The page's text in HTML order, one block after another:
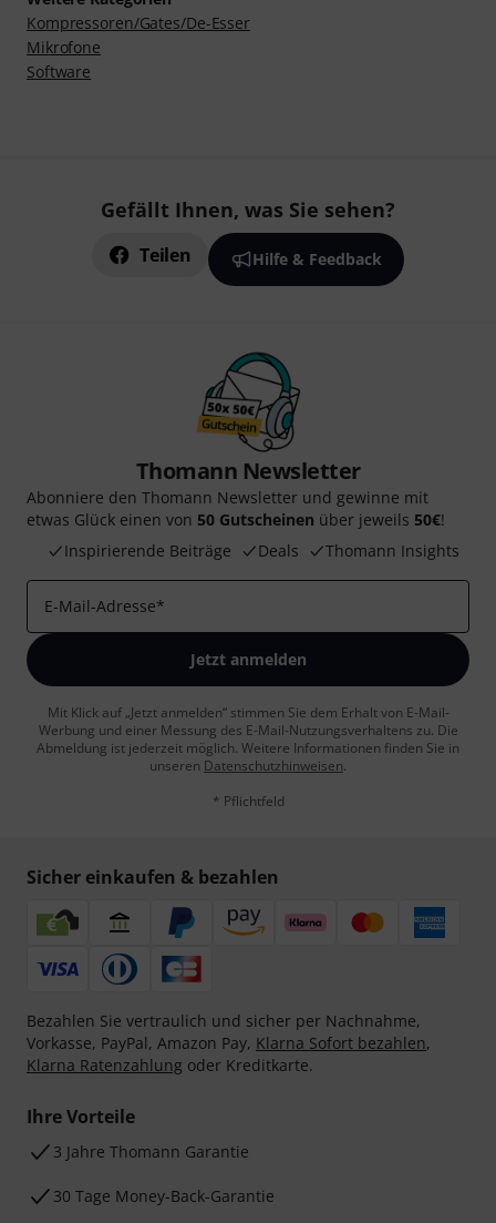
Kompressoren/Gates/De-Esser
Mikrofone
Software
Gefällt Ihnen, was Sie sehen?
Teilen Hilfe & Feedback
Thomann Newsletter
Abonniere den Thomann Newsletter und gewinne mit
etwas Glück einen von 50 Gutscheinen über jeweils 50€!
Inspirierende Beiträge
Deals Thomann Insights
E-Mail-Adresse*
Jetzt anmelden
Mit Klick auf „Jetzt anmelden“ stimmen Sie dem Erhalt von E-Mail-
Werbung und einer Messung des E-Mail-Nutzungsverhaltens zu. Die
Abmeldung ist jederzeit möglich. Weitere Informationen finden Sie in
unseren Datenschutzhinweisen.
* Pflichtfeld
Sicher einkaufen & bezahlen
Bezahlen Sie vertraulich und sicher per Nachnahme,
Vorkasse, PayPal, Amazon Pay, Klarna Sofort bezahlen,
Klarna Ratenzahlung oder Kreditkarte.
Ihre Vorteile
3 Jahre Thomann Garantie
30 Tage Money-Back-Garantie